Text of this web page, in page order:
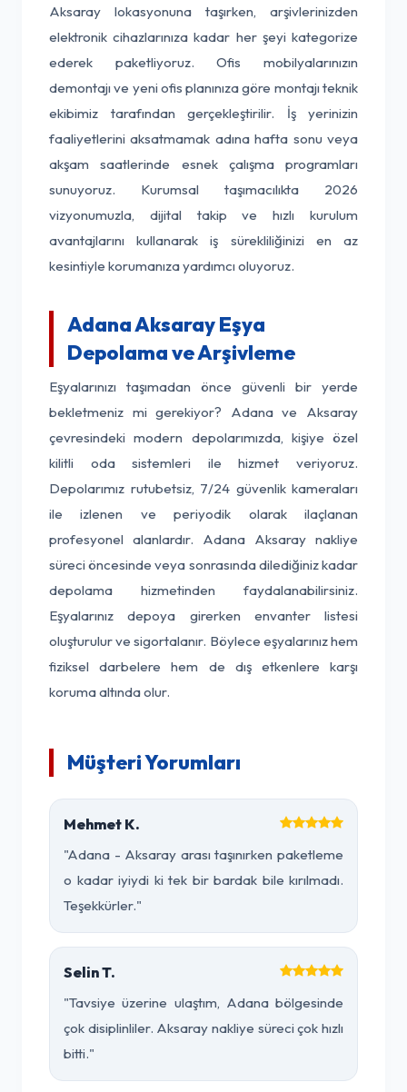
Aksaray lokasyonuna taşırken, arşivlerinizden
elektronik cihazlarınıza kadar her şeyi kategorize
ederek paketliyoruz. Ofis mobilyalarınızın
demontajı ve yeni ofis planınıza göre montajı teknik
ekibimiz tarafından gerçekleştirilir. İş yerinizin
faaliyetlerini aksatmamak adına hafta sonu veya
akşam saatlerinde esnek çalışma programları
sunuyoruz. Kurumsal taşımacılıkta 2026
vizyonumuzla, dijital takip ve hızlı kurulum
avantajlarını kullanarak iş sürekliliğinizi en az
kesintiyle korumanıza yardımcı oluyoruz.
Adana Aksaray Eşya
Depolama ve Arşivleme
Eşyalarınızı taşımadan önce güvenli bir yerde
bekletmeniz mi gerekiyor? Adana ve Aksaray
çevresindeki modern depolarımızda, kişiye özel
kilitli oda sistemleri ile hizmet veriyoruz.
Depolarımız rutubetsiz, 7/24 güvenlik kameraları
ile izlenen ve periyodik olarak ilaçlanan
profesyonel alanlardır. Adana Aksaray nakliye
süreci öncesinde veya sonrasında dilediğiniz kadar
depolama hizmetinden faydalanabilirsiniz.
Eşyalarınız depoya girerken envanter listesi
oluşturulur ve sigortalanır. Böylece eşyalarınız hem
fiziksel darbelere hem de dış etkenlere karşı
koruma altında olur.
Müşteri Yorumları
Mehmet K.
"Adana - Aksaray arası taşınırken paketleme
o kadar iyiydi ki tek bir bardak bile kırılmadı.
Teşekkürler."
Selin T.
"Tavsiye üzerine ulaştım, Adana bölgesinde
çok disiplinliler. Aksaray nakliye süreci çok hızlı
bitti."